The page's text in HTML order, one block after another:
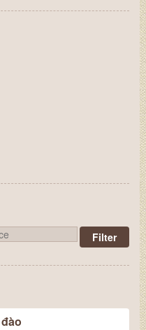
Filter